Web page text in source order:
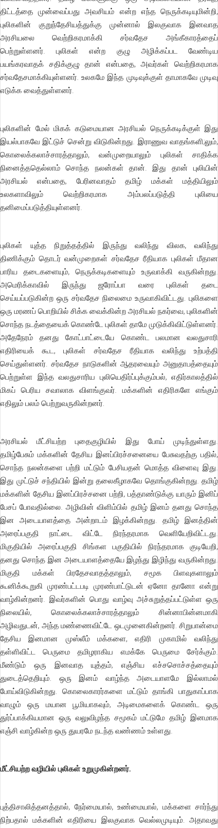
திட்டத்தை முன்வைப்பது அவசியம் என்ற எந்த நெருக்கடியுமின்றி,
புலிகளின் குறுந்தேசியத்துக்கு முன்னால் இலகுவாக இனவாத
அரசியலை வெற்றிகரமாக்கி சர்வதேச அங்கீகாரத்தைப்
பெற்றுள்ளனர். புலிகள் என்ற குழு அழிக்கப்பட வேண்டிய
பயங்கரவாதக் சதிக்குழு தான் என்பதை, அவர்கள் வெற்றிகரமாக
சர்வதேசமாக்கியுள்ளனர். உலகமே இந்த முடிவுக்குள் தாமாகவே முடிவு
எடுக்க வைத்துள்ளனர்.
புலிகளின் மேல் மிகக் கடுமையான அரசியல் நெருக்கடிக்குள் இது
இயல்பாகவே இட்டுச் சென்று விடுகின்றது. இராணுவ வாதங்களி;லும்,
கொலைக்கலாச்சாரத்தாலும், வன்முறையாலும் புலிகள் சாதிக்க
நினைத்ததெல்லாம் சொந்த நலன்கள் தான். இது தான் புலியின்
அரசியல் என்பதை, பேரினவாதம் தமிழ் மக்கள் மத்தியிலும்
உலகளாவிலும் வெற்றிகரமாக அம்பலப்படுத்தி புலியை
தனிமைப்படுத்தியுள்ளனர்.
புலிகள் யுத்த நிறுத்தத்தில் இருந்து வலிந்து விலக, வலிந்து
திணிக்கும் தொடர் வன்முறைகள் சர்வதேச ரீதியாக புலிகள் மீதான
பாரிய தடைகளையும், நெருக்கடிகளையும் உருவாக்கி வருகின்றது.
அமெரிக்காவில் இருந்து ஜரோப்பா வரை புலிகள் தடை
செய்யப்படுகின்ற ஒரு சர்வதேச நிலைமை உருவாகிவிட்டது. புலிகளை
ஒரு மரணப் பொறியில் சிக்க வைக்கின்ற அரசியல் நகர்வை, புலிகளின்
சொந்த நடத்தையைக் கொண்டே புலிகள் தாமே முடுக்கிவிட்டுள்ளனர்.
அதேநேரம் தனது கோட்பாட்டையே கொண்ட பலமான வலதுசாரி
எதிரியைக் கூட, புலிகள் சர்வதேச ரீதியாக வலிந்து உற்பத்தி
செய்துள்ளனர். சர்வதேச நாடுகளின் ஆதரவையும் அனுதாபத்தையும்
பெற்றுள்ள இந்த வலதுசாரிய புலியெதிர்ப்புக்கும்பல், எதிர்காலத்தில்
மிகப் பெரிய சவாலாக விளங்குவர். மக்களின் எதிரிகளே எங்கும்
எதிலும் பலம் பெற்றுவருகின்றனர்.
அரசியல் மீட்சியற்ற புதைகுழியில் இது போய் முடிந்துள்ளது.
தமிழ்பேசும் மக்களின் தேசிய இனப்பிரச்சனையை பேசுவதற்கு பதில்,
சொந்த நலன்களை பற்றி மட்டும் பேசியதன் மொத்த விளைவு இது.
இது முட்டுச் சந்தியில் இன்று தலைகீழாகவே தொங்குகின்றது. தமிழ்
மக்களின் தேசிய இனப்பிரச்சனை பற்றி, பத்தாண்டுக்கு யாரும் இனிப்
பேசப் போவதில்லை. அழிவின் விளிம்பில் தமிழ் இனம் தனது சொந்த
இன அடையாளத்தை அன்றாடம் இழக்கின்றது. தமிழ் இனத்தின்
அரைப்பகுதி நாட்டை விட்டே நிரந்தரமாக வெளியேறிவிட்டது.
மிகுதியில் அரைப்பகுதி சிங்கள பகுதியில் நிரந்தரமாக குடியேறி,
தனது சொந்த இன அடையாளத்தையே இழந்து இழிந்து வருகின்றது.
மிகுதி மக்கள் பிரதேசவாதத்தாலும், சமூக பிளவுகளாலும்
கூனிக்கூறுகி முரண்பட்டபடி முரண்பாட்டுடன் ஏனோ தானோ என்று
வாழ்கின்றனர். இவர்களின் பொது வாழ்வு அச்சுறுத்தப்பட்டுள்ள ஒரு
நிலையில், கொலைக்கலாச்சாரத்தாலும் சின்னாபின்னமாகி
அழிவதுடன், அந்த மண்ணைவிட்டே ஒடமுனைகின்றனர். சிறுபான்மை
தேசிய இனமான முஸ்லீம் மக்களை, எதிரி முகாமில் வலிந்து
தள்ளிவிட்ட பெருமை தமிழராகிய எமக்கே பெருமை சேர்க்கும்.
மீண்டும் ஒரு இனவாத யுத்தம், எஞ்சிய எச்சசொச்சத்தையும்
துடைத்தெறியும். ஒரு இனம் வாழ்ந்த அடையாளமே இல்லாமல்
போய்விடுகின்றது. கொலைகாரர்களை மட்டும் தாங்கி பாதுகாப்பாக
வாழும் ஒரு மயான பூமியாகவும், அடிமைகளைக் கொண்ட ஒரு
துர்ப்பாக்கியமான ஒரு வலுவிழந்த சமூகம் மட்டுமே தமிழ் இனமாக
எஞ்சி வாழ்கின்ற ஒரு துயரமே நடந்த வண்ணம் உள்ளது.
மீட்சியற்ற வழியில் புலிகள் உறுமுகின்றனர்.
புத்திசாலித்தனத்தால், நேர்மையால், உண்மையால், மக்களை சார்ந்து
நிற்பதால் மக்களின் எதிரியை இலகுவாக வெல்லமுடியும். அதாவது